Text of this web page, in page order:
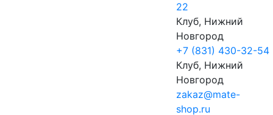
22
Клуб, Нижний
Новгород
+7 (831) 430-32-54
Клуб, Нижний
Новгород
zakaz@mate-
shop.ru